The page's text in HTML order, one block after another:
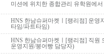
미션에 위치한 종합관리 유학원에
HNS 한남슈퍼마켓ㅣ[랭리점] 운영
타임/파트타임)
HNS 한남슈퍼마켓ㅣ[랭리점] 직원
운영지원/붕어빵 담당자)